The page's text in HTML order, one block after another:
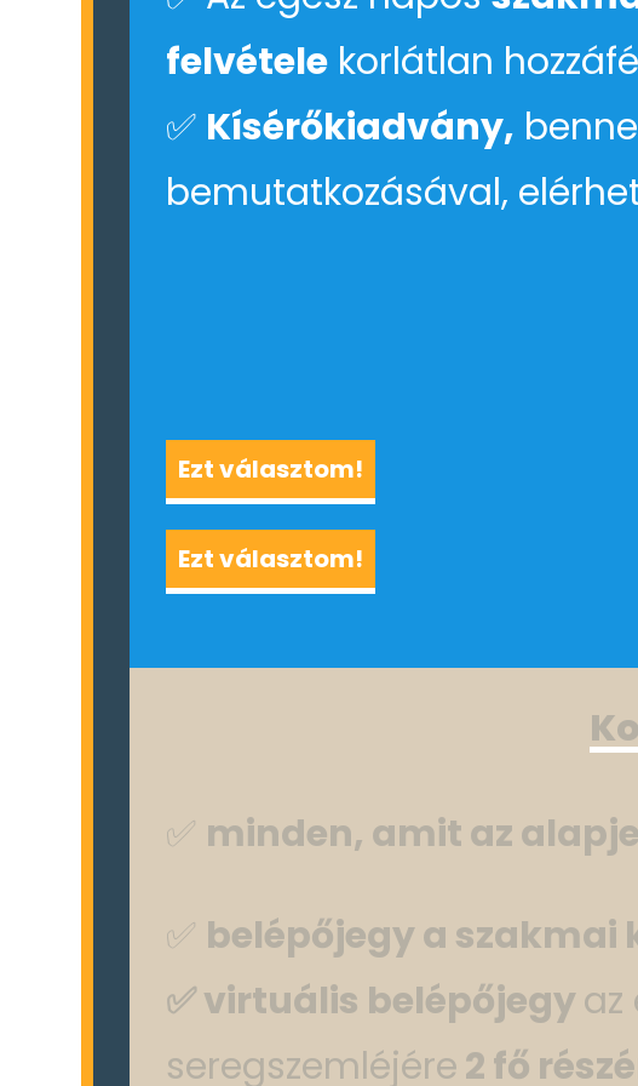
felvétele korlátlan
✅ Kísérőkiadvány,
bemutatkozásával,
Ezt választom!
Ezt választom!
✅ minden, amit az
✅ belépőjegy a szakmai
✅ virtuális belépőjegyaz
seregszemléjére2 fő